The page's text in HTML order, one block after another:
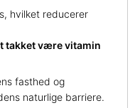
hvilket reducerer
takket være vitamin
fasthed og
naturlige barriere.